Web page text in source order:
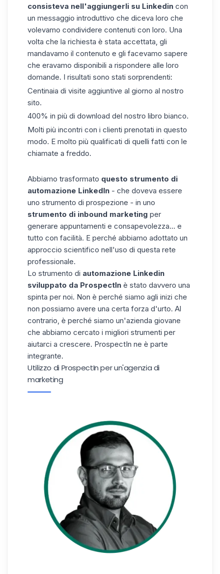
consisteva nell'aggiungerli su Linkedin con
un messaggio introduttivo che diceva loro che
volevamo condividere contenuti con loro. Una
volta che la richiesta è stata accettata, gli
mandavamo il contenuto e gli facevamo sapere
che eravamo disponibili a rispondere alle loro
domande. I risultati sono stati sorprendenti:
Centinaia di visite aggiuntive al giorno al nostro
sito.
400% in più di download del nostro libro bianco.
Molti più incontri con i clienti prenotati in questo
modo. E molto più qualificati di quelli fatti con le
chiamate a freddo.
Abbiamo trasformato questo strumento di
automazione LinkedIn - che doveva essere
uno strumento di prospezione - in uno
strumento di inbound marketing per
generare appuntamenti e consapevolezza... e
tutto con facilità. E perché abbiamo adottato un
approccio scientifico nell'uso di questa rete
professionale.
Lo strumento di automazione Linkedin
sviluppato da ProspectIn è stato davvero una
spinta per noi. Non è perché siamo agli inizi che
non possiamo avere una certa forza d'urto. Al
contrario, è perché siamo un'azienda giovane
che abbiamo cercato i migliori strumenti per
aiutarci a crescere. ProspectIn ne è parte
integrante.
Utilizzo di ProspectIn per un'agenzia di
marketing